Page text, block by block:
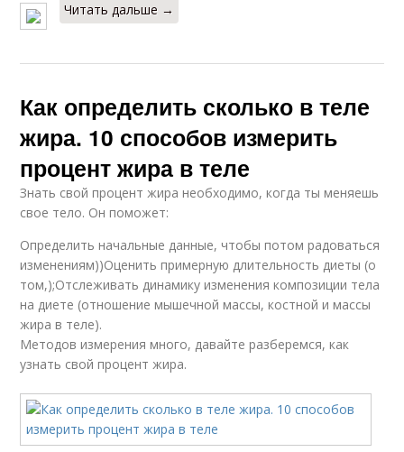
Читать дальше →
Как определить сколько в теле
жира. 10 способов измерить
процент жира в теле
Знать свой процент жира необходимо, когда ты меняешь
свое тело. Он поможет:
Определить начальные данные, чтобы потом радоваться
изменениям))Оценить примерную длительность диеты (о
том,);Отслеживать динамику изменения композиции тела
на диете (отношение мышечной массы, костной и массы
жира в теле).
Методов измерения много, давайте разберемся, как
узнать свой процент жира.